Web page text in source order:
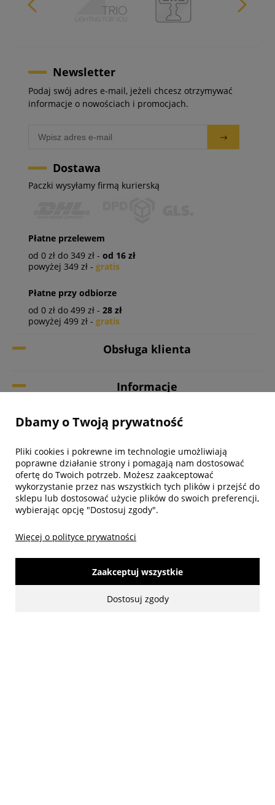
Newsletter
Podaj swój adres e-mail, jeżeli chcesz otrzymywać
informacje o nowościach i promocjach.
Dostawa
Paczki wysyłamy firmą kurierską
Płatne przelewem
od 0 zł do 349 zł - od 16 zł
powyżej 349 zł - gratis
Płatne przy odbiorze
od 0 zł do 499 zł - 28 zł
powyżej 499 zł - gratis
Obsługa klienta
Informacje
Twoje konto
Biuro obsługi klienta
Dbamy o Twoją prywatność
Pliki cookies i pokrewne im technologie umożliwiają
poprawne działanie strony i pomagają nam dostosować
ofertę do Twoich potrzeb. Możesz zaakceptować
wykorzystanie przez nas wszystkich tych plików i przejść do
sklepu lub dostosować użycie plików do swoich preferencji,
wybierając opcję "Dostosuj zgody".
Więcej o polityce prywatności
Dostosuj zgody
Zaakceptuj wszystkie